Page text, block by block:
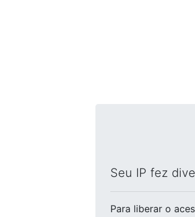
Seu IP fez
Para liberar o